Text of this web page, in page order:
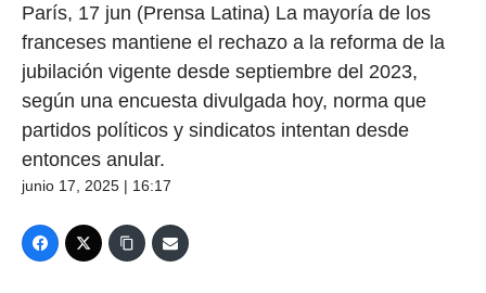
París, 17 jun (Prensa Latina) La mayoría de los
franceses mantiene el rechazo a la reforma de la
jubilación vigente desde septiembre del 2023,
según una encuesta divulgada hoy, norma que
partidos políticos y sindicatos intentan desde
entonces anular.
junio 17, 2025 | 16:17